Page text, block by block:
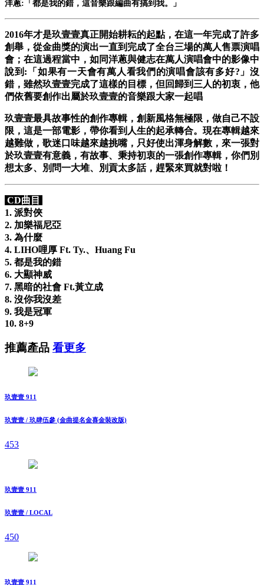
洋蔥:「都是我的錯，這音樂跟編曲有搞到我。」
2016年才是玖壹壹真正開始耕耘的起點，在這一年完成了許多
創舉，從金曲獎的演出一直到完成了全台三場的萬人售票演唱
會；在這過程當中，如同洋蔥與健志在萬人演唱會中的影像中
說到:「如果有一天會有萬人看我們的演唱會該有多好?」沒
錯，雖然玖壹壹完成了這樣的目標，但回歸到三人的初衷，他
們依舊要創作出屬於玖壹壹的音樂跟大家一起唱
玖壹壹最具故事性的創作專輯，創新風格無極限，做自己不設
限，這是一部電影，帶你看到人生的起承轉合。現在專輯越來
越難做，歌迷口味越來越挑嘴，只好使出渾身解數，來一張對
於玖壹壹有意義，有故事、秉持初衷的一張創作專輯，你們別
想太多、別問一大堆、別貢太多話，趕緊來買就對啦！
CD曲目
1. 派對俠
2. 加樂福尼亞
3. 為什麼
4. LIHO哩厚 Ft. Ty.、Huang Fu
5. 都是我的錯
6. 大顯神威
7. 黑暗的社會 Ft.黃立成
8. 沒你我沒差
9. 我是冠軍
10. 8+9
推薦產品 看更多
玖壹壹 911
玖壹壹 / 玖肆伍參 (金曲提名金喜金裝改版)
453
玖壹壹 911
玖壹壹 / LOCAL
450
玖壹壹 911